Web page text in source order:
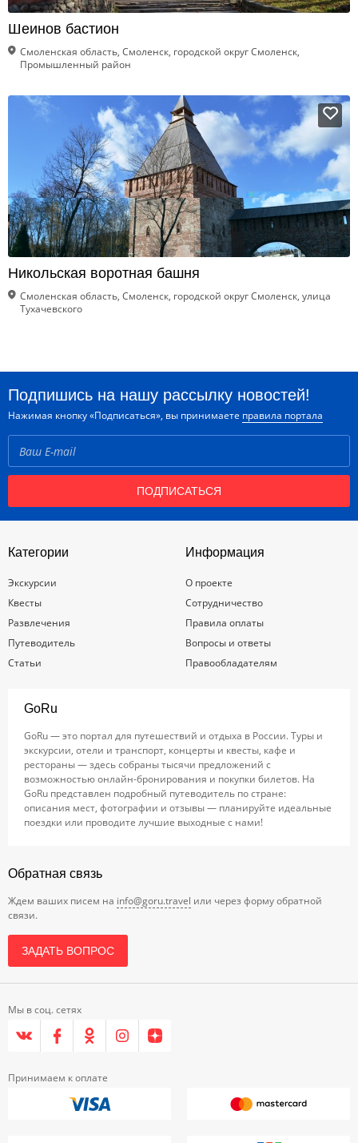
Шеинов бастион
Смоленская область, Смоленск, городской округ Смоленск,
Промышленный район
Никольская воротная башня
Смоленская область, Смоленск, городской округ Смоленск, улица
Тухачевского
Подпишись на нашу рассылку новостей!
Нажимая кнопку «Подписаться», вы принимаете правила портала
ПОДПИСАТЬСЯ
Категории
Экскурсии
Квесты
Развлечения
Путеводитель
Статьи
Информация
О проекте
Сотрудничество
Правила оплаты
Вопросы и ответы
Правообладателям
GoRu
GoRu — это портал для путешествий и отдыха в России. Туры и
экскурсии, отели и транспорт, концерты и квесты, кафе и
рестораны — здесь собраны тысячи предложений с
возможностью онлайн-бронирования и покупки билетов. На
GoRu представлен подробный путеводитель по стране:
описания мест, фотографии и отзывы — планируйте идеальные
поездки или проводите лучшие выходные с нами!
Обратная связь
Ждем ваших писем на info@goru.travel или через форму обратной
связи.
ЗАДАТЬ ВОПРОС
Мы в соц. сетях
Принимаем к оплате